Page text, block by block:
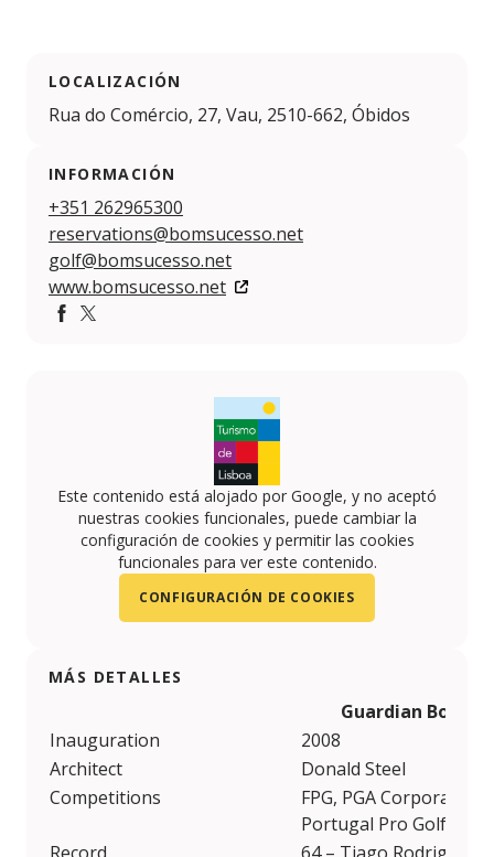
LOCALIZACIÓN
Rua do Comércio, 27, Vau, 2510-662, Óbidos
INFORMACIÓN
+351 262965300
reservations@bomsucesso.net
golf@bomsucesso.net
www.bomsucesso.net
Este contenido está alojado por Google, y no aceptó
nuestras cookies funcionales, puede cambiar la
configuración de cookies y permitir las cookies
funcionales para ver este contenido.
CONFIGURACIÓN DE COOKIES
MÁS DETALLES
Guardian Bom
Inauguration
2008
Architect
Donald Steel
Competitions
FPG, PGA Corporate
Portugal Pro Golf Tour